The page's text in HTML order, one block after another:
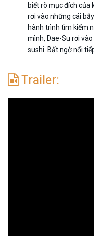
biết rõ mục đích của
rơi vào những cái
hành trình tìm kiếm
mình, Dae-Su rơi
sushi. Bất ngờ nối
Trailer: